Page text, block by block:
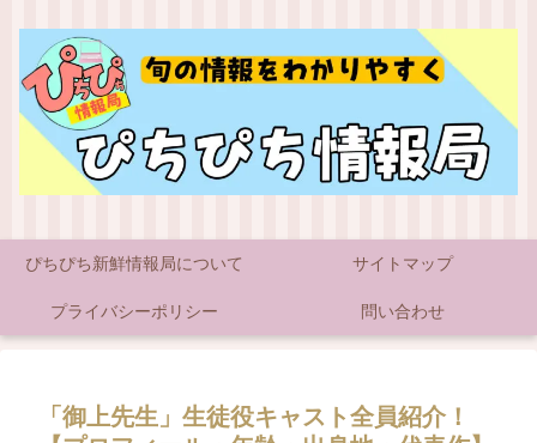
ぴちぴち新鮮情報局について サイトマップ
プライバシーポリシー 問い合わせ
「御上先生」生徒役キャスト全員紹介！